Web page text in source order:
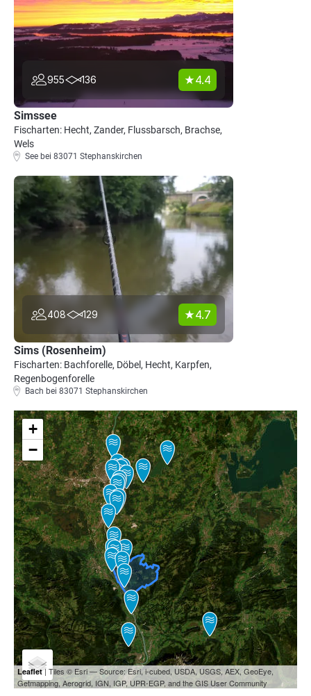
955 136 4.4
Simssee
Fischarten: Hecht, Zander, Flussbarsch, Brachse,
Wels
See bei 83071 Stephanskirchen
408 129 4.7
Sims (Rosenheim)
Fischarten: Bachforelle, Döbel, Hecht, Karpfen,
Regenbogenforelle
Bach bei 83071 Stephanskirchen
+
−
Leaflet| Tiles © Esri — Source: Esri, i-cubed, USDA, USGS, AEX, GeoEye,
Getmapping, Aerogrid, IGN, IGP, UPR-EGP, and the GIS User Community